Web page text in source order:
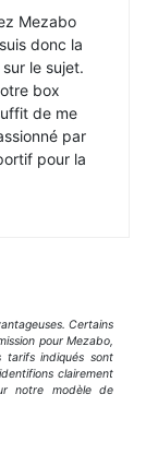
Mezabo
donc la
le sujet.
box
de me
par
pour la
Certains
pour Mezabo,
tarifs indiqués sont
clairement
notre modèle de